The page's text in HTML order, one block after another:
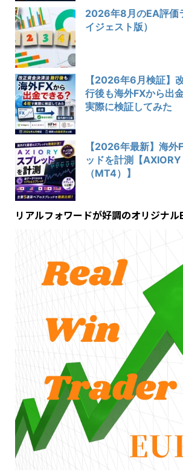
2026年8月のEA評価
イジェスト版）
【2026年6月検証】
行後も海外FXから出
実際に検証してみた
【2026年最新】海外
ッドを計測【
（MT4）】
リアルフォワードが好調のオリジナル